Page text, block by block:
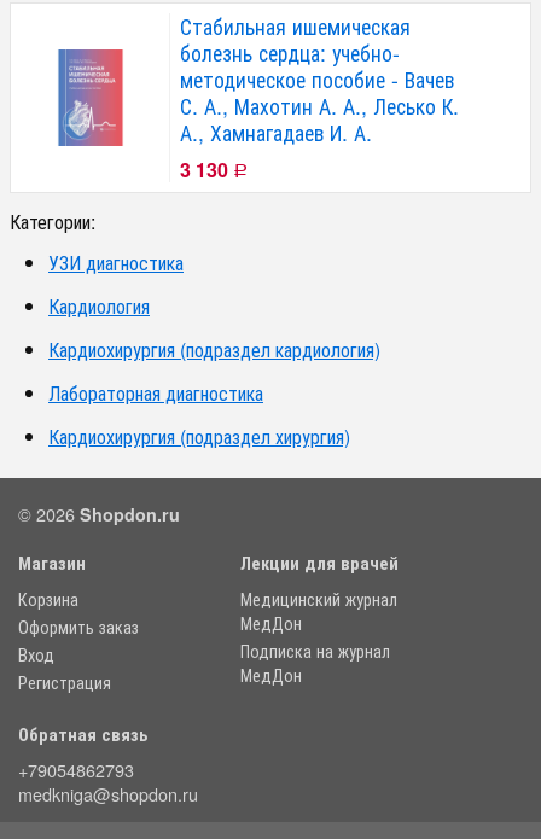
Стабильная ишемическая
болезнь сердца: учебно-
методическое пособие - Вачев
С. А., Махотин А. А., Лесько К.
А., Хамнагадаев И. А.
3 130 Р
Категории:
УЗИ диагностика
Кардиология
Кардиохирургия (подраздел кардиология)
Лабораторная диагностика
Кардиохирургия (подраздел хирургия)
© 2026 Shopdon.ru
Магазин
Корзина
Оформить заказ
Вход
Регистрация
Лекции для врачей
Медицинский журнал
МедДон
Подписка на журнал
МедДон
Обратная связь
+79054862793
medkniga@shopdon.ru